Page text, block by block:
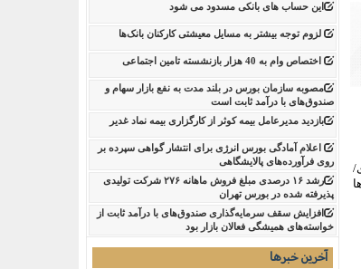
این حساب های بانکی مسدود می شود
لزوم توجه بیشتر به مسایل معیشتی کارکنان بانک‌ها
اختصاص وام به 40 هزار بازنشسته تامین اجتماعی
مصوبه سازمان بورس در بلند مدت به نفع بازار سهام و
صندوق‌های با درآمد ثابت است
بازدید مدیرعامل بیمه کوثر از کارگزاری بیمه نماد غدیر
اعلام آمادگی بورس انرژی برای انتشار گواهی سپرده بر
روی فرآورده‌های پالایشگاهی ‌
رشد ۱۶ درصدی مبلغ فروش ماهانه ۲۷۶ شرکت تولیدی
پذیرفته شده در بورس تهران
افزایش سقف سرمایه‌گذاری صندوق‌های با درآمد ثابت از
خواسته‌های همیشگی فعالان بازار بود
آخرین خبرها